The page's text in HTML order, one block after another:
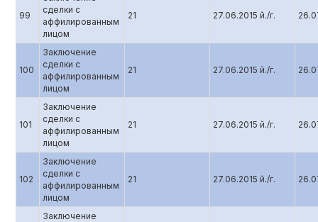
99
сделки с
аффилированным
лицом
21 27.06.2015 й./г.
100
Заключение
сделки с
аффилированным
лицом
21 27.06.2015 й./г.
101
Заключение
сделки с
аффилированным
лицом
21 27.06.2015 й./г.
102
Заключение
сделки с
аффилированным
лицом
21 27.06.2015 й./г.
Заключение